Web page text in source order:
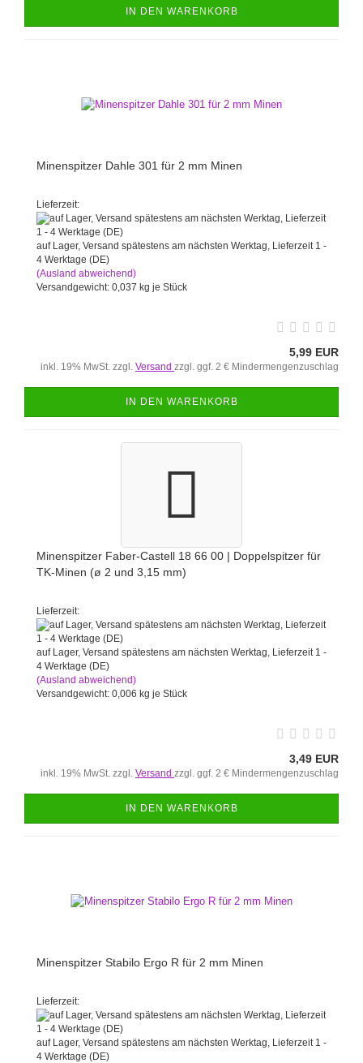
IN DEN WARENKORB
Minenspitzer Dahle 301 für 2 mm Minen
Lieferzeit:
auf Lager, Versand spätestens am nächsten Werktag, Lieferzeit 1 -
4 Werktage (DE)
(Ausland abweichend)
Versandgewicht: 0,037 kg je Stück
5,99 EUR
inkl. 19% MwSt. zzgl. Versand zzgl. ggf. 2 € Mindermengenzuschlag
IN DEN WARENKORB
Minenspitzer Faber-Castell 18 66 00 | Doppelspitzer für
TK-Minen (ø 2 und 3,15 mm)
Lieferzeit:
auf Lager, Versand spätestens am nächsten Werktag, Lieferzeit 1 -
4 Werktage (DE)
(Ausland abweichend)
Versandgewicht: 0,006 kg je Stück
3,49 EUR
inkl. 19% MwSt. zzgl. Versand zzgl. ggf. 2 € Mindermengenzuschlag
IN DEN WARENKORB
Minenspitzer Stabilo Ergo R für 2 mm Minen
Lieferzeit:
auf Lager, Versand spätestens am nächsten Werktag, Lieferzeit 1 -
4 Werktage (DE)